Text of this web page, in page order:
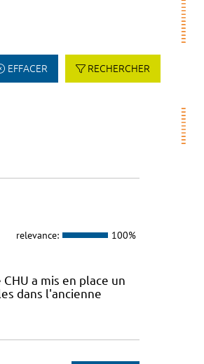
EFFACER RECHERCHER
relevance: 100%
a mis en place un
dans l'ancienne